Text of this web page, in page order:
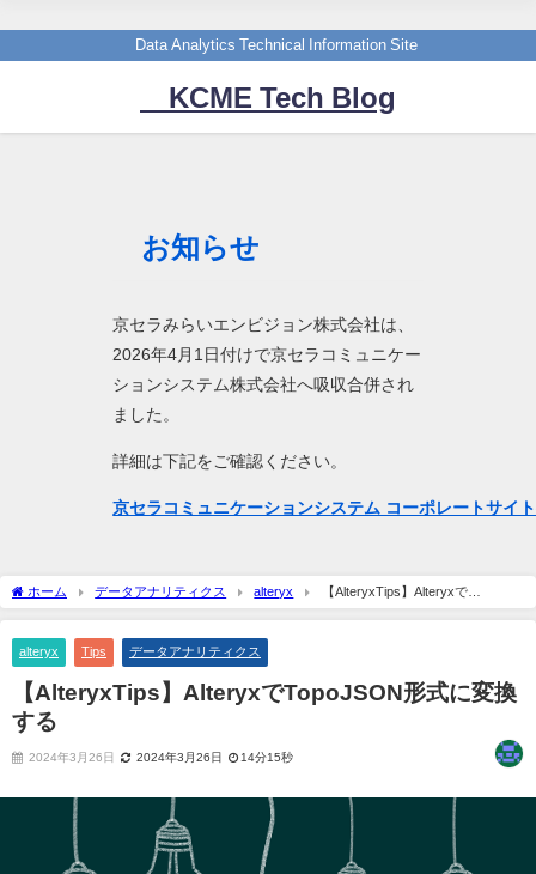
Data Analytics Technical Information Site
KCME Tech Blog
お知らせ
京セラみらいエンビジョン株式会社は、
2026年4月1日付けで京セラコミュニケー
ションシステム株式会社へ吸収合併され
ました。
詳細は下記をご確認ください。
京セラコミュニケーションシステム コーポレートサイ
ホーム データアナリティクス alteryx
【AlteryxTips】Alteryxで
TopoJSON形式に変換する
alteryx Tips データアナリティクス
【AlteryxTips】AlteryxでTopoJSON形式に変換
する
2024年3月26日 2024年3月26日 14分15秒